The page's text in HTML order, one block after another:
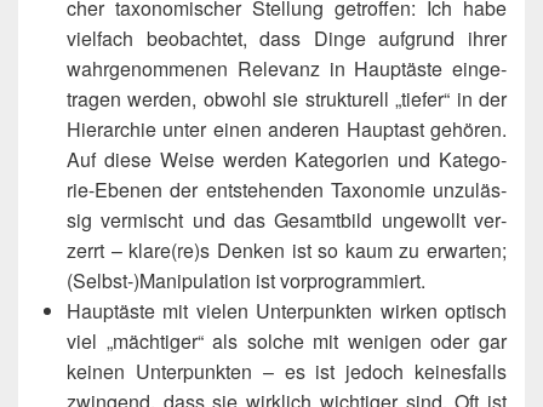
cher taxo­no­mi­scher Stel­lung getrof­fen: Ich habe
viel­fach beob­ach­tet, dass Din­ge auf­grund ihrer
wahr­ge­nom­me­nen Rele­vanz in Haupt­äs­te ein­ge­
tra­gen wer­den, obwohl sie struk­tu­rell „tie­fer“ in der
Hier­ar­chie unter einen ande­ren Haupt­ast gehö­ren.
Auf die­se Wei­se wer­den Kate­go­rien und Kate­go­
rie-Ebe­nen der ent­ste­hen­den Taxo­no­mie unzu­läs­
sig ver­mischt und das Gesamt­bild unge­wollt ver­
zerrt – klare(re)s Den­ken ist so kaum zu erwar­ten;
(Selbst‑)​Manipulation ist vorprogrammiert.
Haupt­äs­te mit vie­len Unter­punk­ten wir­ken optisch
viel „mäch­ti­ger“ als sol­che mit weni­gen oder gar
kei­nen Unter­punk­ten – es ist jedoch kei­nes­falls